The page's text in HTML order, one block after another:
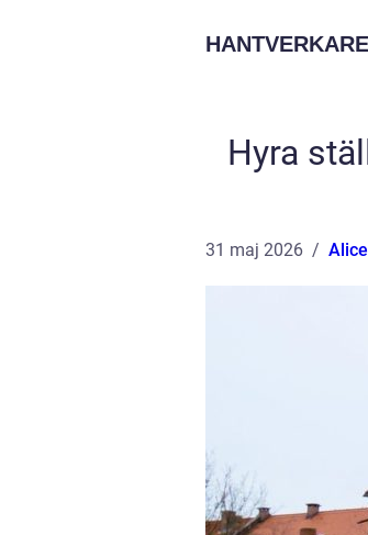
Hyra
31 maj 2026